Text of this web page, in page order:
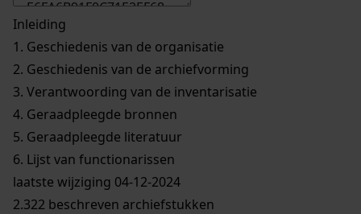
Inleiding
1. Geschiedenis van de organisatie
2. Geschiedenis van de archiefvorming
3. Verantwoording van de inventarisatie
4. Geraadpleegde bronnen
5. Geraadpleegde literatuur
6. Lijst van functionarissen
laatste wijziging 04-12-2024
2.322 beschreven archiefstukken